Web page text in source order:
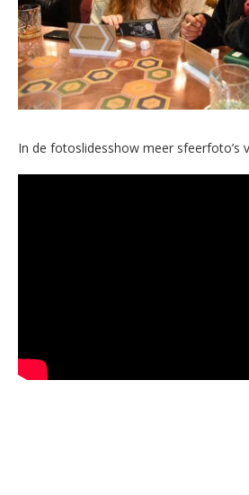
In de fotoslidesshow meer sfeerfoto’s